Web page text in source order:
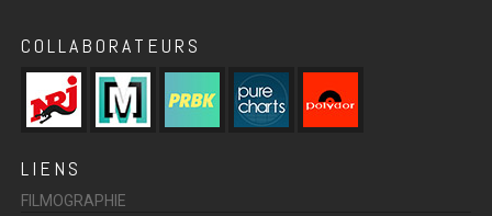
COLLABORATEURS
LIENS
FILMOGRAPHIE